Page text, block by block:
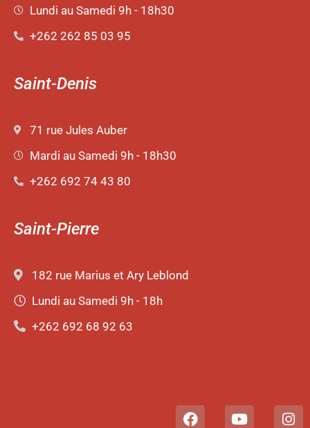
Lundi au Samedi 9h - 18h30
+262 262 85 03 95
Saint-Denis
71 rue Jules Auber
Mardi au Samedi 9h - 18h30
+262 692 74 43 80
Saint-Pierre
182 rue Marius et Ary Leblond
Lundi au Samedi 9h - 18h
+262 692 68 92 63
F
Y
I